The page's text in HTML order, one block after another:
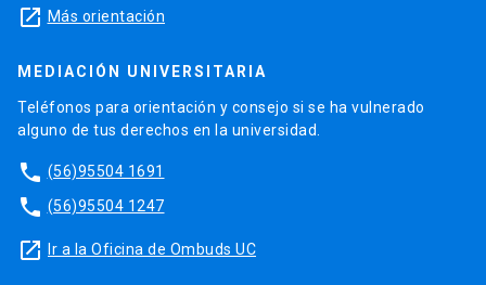
launch Más orientación
MEDIACIÓN UNIVERSITARIA
Teléfonos para orientación y consejo si se ha vulnerado
alguno de tus derechos en la universidad.
phone (56)95504 1691
phone (56)95504 1247
launch Ir a la Oficina de Ombuds UC